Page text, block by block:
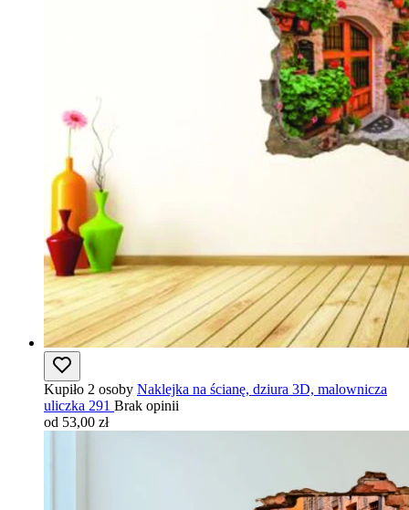
Kupiło 2 osoby Naklejka na ścianę, dziura 3D, malownicza
uliczka 291 Brak opinii
od 53,00 zł